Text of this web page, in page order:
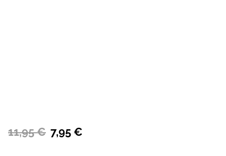
11,95 € 7,95 €